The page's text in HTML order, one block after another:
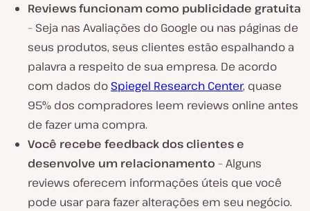
Reviews funcionam como publicidade gratuita
– Seja nas Avaliações do Google ou nas páginas de
seus produtos, seus clientes estão espalhando a
palavra a respeito de sua empresa. De acordo
com dados do Spiegel Research Center, quase
95% dos compradores leem reviews online antes
de fazer uma compra.
Você recebe feedback dos clientes e
desenvolve um relacionamento – Alguns
reviews oferecem informações úteis que você
pode usar para fazer alterações em seu negócio.